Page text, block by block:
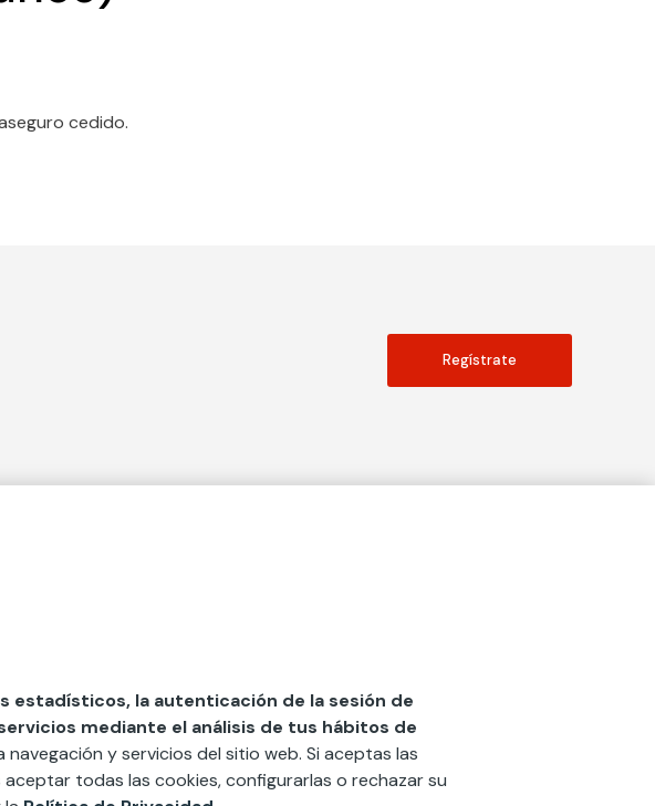
cedido.
Regístrate
de Información
Centro de Documentación
Red Ibérica Fundación Mapfre
estadísticos, la autenticación de la sesión de
mediante el análisis de tus hábitos de
y servicios del sitio web. Si aceptas las
todas las cookies, configurarlas o rechazar su